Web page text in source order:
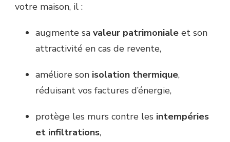
votre maison, il :
augmente sa valeur patrimoniale et son
attractivité en cas de revente,
améliore son isolation thermique,
réduisant vos factures d’énergie,
protège les murs contre les intempéries
et infiltrations,